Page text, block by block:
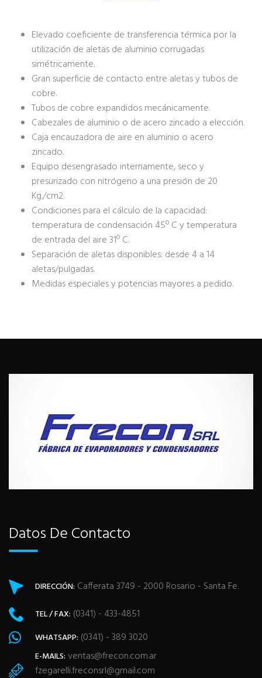
Elevado coeficiente de transferencia térmica por la
utilización de aletas de aluminio corrugadas
simétricamente.
Gran superficie de contacto entre aletas y tubos de
cobre.
Tubos de cobre expandidos mecánicamente.
Cabezales de aluminio o de acero zincado a elección.
Caja encauzadora de aire en aluminio o acero
zincado.
Equipo desengrasado internamente, seco y
presurizado con nitrógeno a una presión de 20
Kg./cm2.
Condiciones para el cálculo de la capacidad:
temperatura de condensación 45º C y temperatura
de entrada del aire 31º C.
Separación de aletas disponibles: desde 4 a 14
aletas/pulgadas.
Medidas especiales y potencias mayores a pedido.
Datos De Contacto
DIRECCIÓN: Cafferata 3749 - 2000 Rosario - Santa Fe.
TEL / FAX: (0341) - 433-4851
WHATSAPP: (0341) - 389 3020
E-MAILS: ventas@frecon.com.ar
fzegarelli.freconsrl@gmail.com